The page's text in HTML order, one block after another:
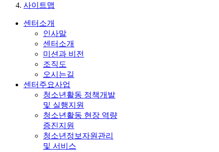
사이트맵
센터소개
인사말
센터소개
미션과 비전
조직도
오시는길
센터주요사업
청소년활동 정책개발
및 실행지원
청소년활동 현장 역량
증진지원
청소년정보자원관리
및 서비스